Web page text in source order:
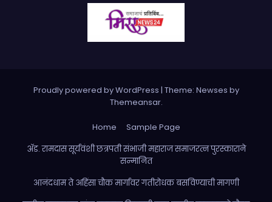
Proudly powered by WordPress | Theme: Newses by
Themeansar.
Home
Sample Page
ॲड. रामदास सूर्यवंशी छत्रपती संभाजी महाराज समाजरत्न पुरस्काराने
सन्मानित
आनंदधाम ते अहिंसा चौक मार्गावर गतीरोधक बसविण्याची मागणी